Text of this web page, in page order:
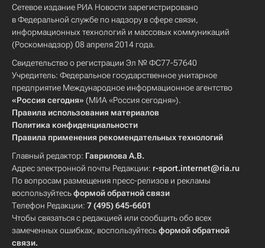
Сетевое издание РИА Новости зарегистрировано
в Федеральной службе по надзору в сфере связи,
информационных технологий и массовых коммуникаций
(Роскомнадзор) 08 апреля 2014 года.
Свидетельство о регистрации Эл № ФС77-57640
Учредитель: Федеральное государственное унитарное
предприятие Международное информационное агентство
«Россия сегодня» (МИА «Россия сегодня»).
Правила использования материалов
Политика конфиденциальности
Правила применения рекомендательных технологий
Главный редактор: Гаврилова А.В.
Адрес электронной почты Редакции: r-sport.internet@ria.ru
По вопросам размещения пресс-релизов и рекламы
воспользуйтесьформой обратной связи
Телефон Редакции: 7 (495) 645-6601
Чтобы связаться с редакцией или сообщить обо всех
замеченных ошибках, воспользуйтесьформой обратной
связи.